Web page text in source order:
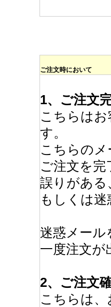
ご注文時において
1、ご注文
こちらは
す。
こちらの
ご注文を
誤りがある
もしくは
迷惑メール
一度注文が
2、ご注文
こちらは